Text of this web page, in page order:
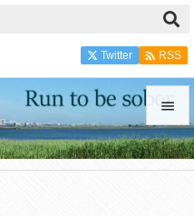


Twitter  RSS